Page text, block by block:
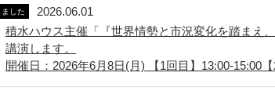
した
2026.06.01
積水ハウス主催「『世界情勢と市況変化を踏ま
講演します。
開催日：2026年6月8日(月) 【1回目】13:00-15:00